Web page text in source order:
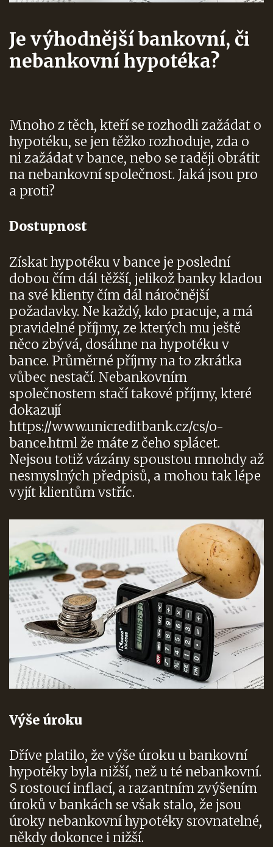
Je výhodnější bankovní, či
nebankovní hypotéka?
Mnoho z těch, kteří se rozhodli zažádat o
hypotéku, se jen těžko rozhoduje, zda o
ni zažádat v bance, nebo se raději obrátit
na nebankovní společnost. Jaká jsou pro
a proti?
Dostupnost
Získat hypotéku v bance je poslední
dobou čím dál těžší, jelikož banky kladou
na své klienty čím dál náročnější
požadavky. Ne každý, kdo pracuje, a má
pravidelné příjmy, ze kterých mu ještě
něco zbývá, dosáhne na hypotéku v
bance. Průměrné příjmy na to zkrátka
vůbec nestačí. Nebankovním
společnostem stačí takové příjmy, které
dokazují
https://www.unicreditbank.cz/cs/o-
bance.htmlže máte z čeho splácet.
Nejsou totiž vázány spoustou mnohdy až
nesmyslných předpisů, a mohou tak lépe
vyjít klientům vstříc.
Výše úroku
Dříve platilo, že výše úroku u bankovní
hypotéky byla nižší, než u té nebankovní.
S rostoucí inflací, a razantním zvýšením
úroků v bankách se však stalo, že jsou
úroky nebankovní hypotéky srovnatelné,
někdy dokonce i nižší.